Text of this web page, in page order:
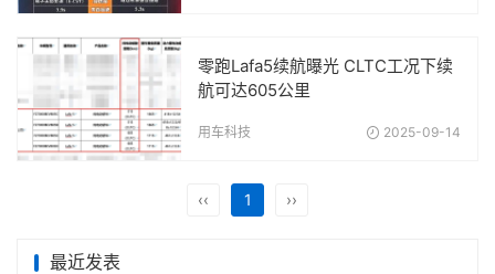
零跑Lafa5续航曝光 CLTC工况下续
航可达605公里
用车科技 2025-09-14
‹‹ 1 ››
最近发表